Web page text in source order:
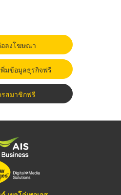
ลงโฆษณา
มข้อมูลธุรกิจฟรี
สมาชิกฟรี